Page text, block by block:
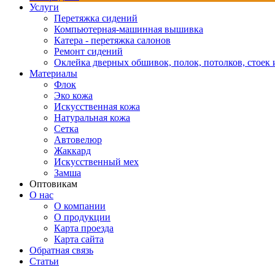
Услуги
Перетяжка сидений
Компьютерная-машинная вышивка
Катера - перетяжка салонов
Ремонт сидений
Оклейка дверных обшивок, полок, потолков, стоек
Материалы
Флок
Эко кожа
Искусственная кожа
Натуральная кожа
Сетка
Автовелюр
Жаккард
Искусственный мех
Замша
Оптовикам
О нас
О компании
О продукции
Карта проезда
Карта сайта
Обратная связь
Статьи